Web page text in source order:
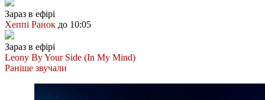
Зараз в ефірі
Хеппі Ранок до 10:05
Зараз в ефірі
Leony By Your Side (In My Mind)
Раніше звучали